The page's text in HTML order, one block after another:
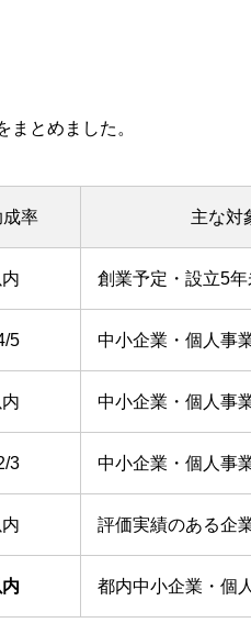
とめました。
成率 主な対
創業予定・設立5
5 中小企業・個人事
中小企業・個人事
3 中小企業・個人事
評価実績のある企
都内中小企業・個